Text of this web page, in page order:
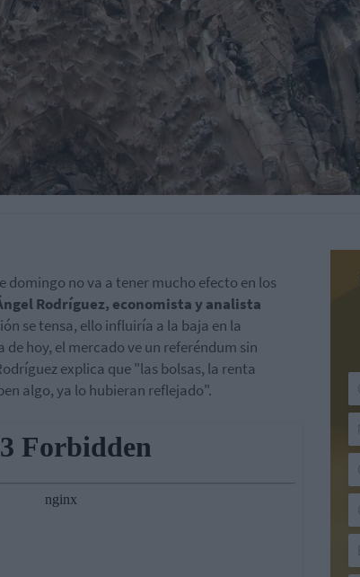
domingo no va a tener mucho efecto en los
Rodríguez, economista y analista
se tensa, ello influiría a la baja en la
hoy, el mercado ve un referéndum sin
explica que "las bolsas, la renta
algo, ya lo hubieran reflejado".